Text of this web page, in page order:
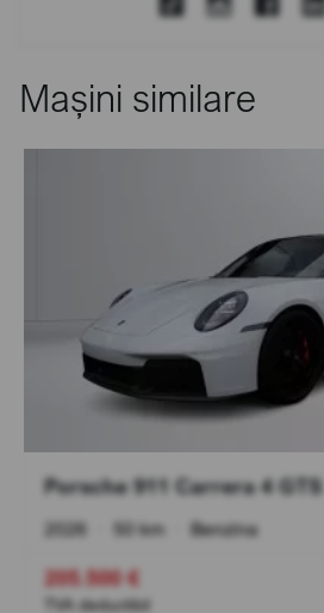
Mașini similare
Porsche 911 Carrera 4 GTS
2026 50 km Benzina
205.500 €
TVA deductibil